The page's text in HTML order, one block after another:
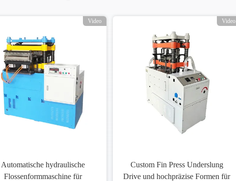
Video
Automatische hydraulische
Flossenformmaschine für
Video
Custom Fin Press Underslung
Drive und hochpräzise Formen für